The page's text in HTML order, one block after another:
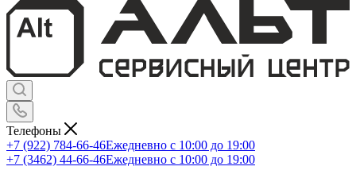
Телефоны
+7 (922) 784-66-46Ежедневно с 10:00 до 19:00
+7 (3462) 44-66-46Ежедневно с 10:00 до 19:00